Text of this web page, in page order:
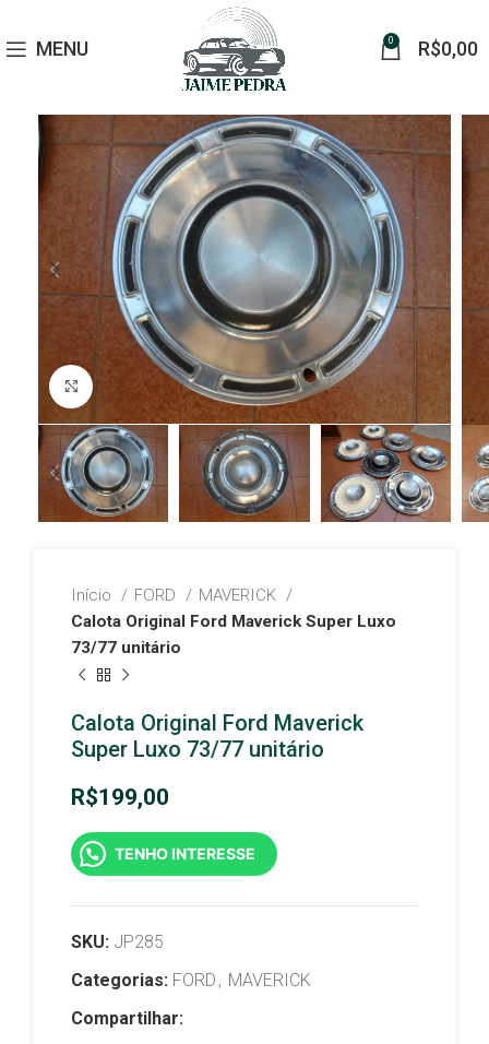
MENU 0 R$0,00
Click to enlarge
Início FORD
MAVERICK
Calota Original Ford Maverick Super Luxo
73/77 unitário
Calota Original Ford Maverick
Super Luxo 73/77 unitário
R$199,00
TENHO INTERESSE
SKU: JP285
Categorias: FORD , MAVERICK
Compartilhar: